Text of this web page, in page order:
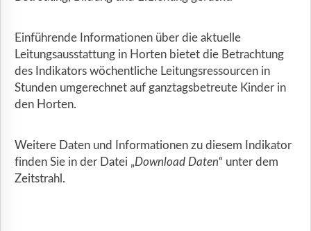
Einführende Informationen über die aktuelle
Leitungsausstattung in Horten bietet die Betrachtung
des Indikators wöchentliche Leitungsressourcen in
Stunden umgerechnet auf ganztagsbetreute Kinder in
den Horten.
Weitere Daten und Informationen zu diesem Indikator
finden Sie in der Datei „Download Daten“ unter dem
Zeitstrahl.